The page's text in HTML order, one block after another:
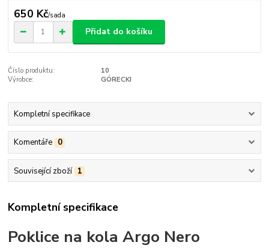
650 Kč/sada
Přidat do košíku
Číslo produktu:
10
Výrobce:
GÓRECKI
Kompletní specifikace
Komentáře 0
Související zboží 1
Kompletní specifikace
Poklice na kola Argo Nero